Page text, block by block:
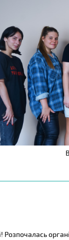
Розпочалась